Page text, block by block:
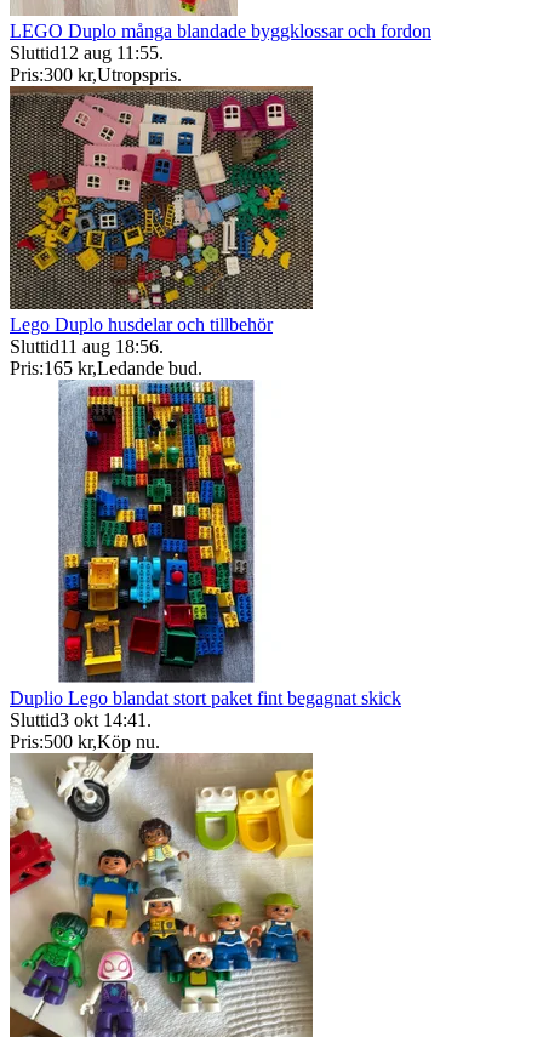
LEGO Duplo många blandade byggklossar och fordon
Sluttid12 aug 11:55.
Pris:300 kr,Utropspris.
Lego Duplo husdelar och tillbehör
Sluttid11 aug 18:56.
Pris:165 kr,Ledande bud.
Duplio Lego blandat stort paket fint begagnat skick
Sluttid3 okt 14:41 .
Pris:500 kr,Köp nu.